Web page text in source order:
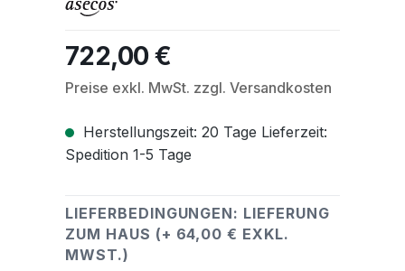
Regulärer Preis:
722,00 €
Preise exkl. MwSt. zzgl. Versandkosten
Herstellungszeit: 20 Tage Lieferzeit:
Spedition 1-5 Tage
LIEFERBEDINGUNGEN: LIEFERUNG
ZUM HAUS (+ 64,00 € EXKL.
MWST.)